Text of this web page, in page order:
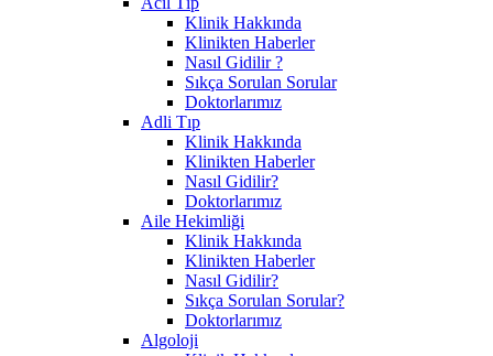
Klinik Hakkında
Klinikten Haberler
Nasıl Gidilir ?
Sıkça Sorulan Sorular
Doktorlarımız
Adli Tıp
Klinik Hakkında
Klinikten Haberler
Nasıl Gidilir?
Doktorlarımız
Aile Hekimliği
Klinik Hakkında
Klinikten Haberler
Nasıl Gidilir?
Sıkça Sorulan Sorular?
Doktorlarımız
Algoloji